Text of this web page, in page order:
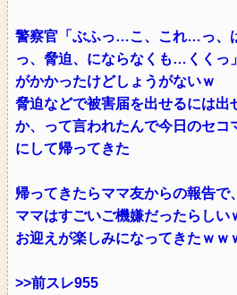
警察官「ぶふっ…こ、これ…っ、
っ、脅迫、にならなくも…くくっ
がかかったけどしょうがないｗ
脅迫などで被害届を出せるには出
か、って言われたんで今日のセコ
にして帰ってきた
帰ってきたらママ友からの報告で
ママはすごいご機嫌だったらしい
お迎えが楽しみになってきたｗｗ
>>前スレ955